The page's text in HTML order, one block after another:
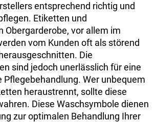
entsprechend richtig und
Etiketten und
Obergarderobe, vor allem im
vom Kunden oft als störend
Die
sind jedoch unerlässlich für eine
Wer unbequem
heraustrennt, sollte diese
Diese Waschsymbole dienen
zur optimalen Behandlung Ihrer